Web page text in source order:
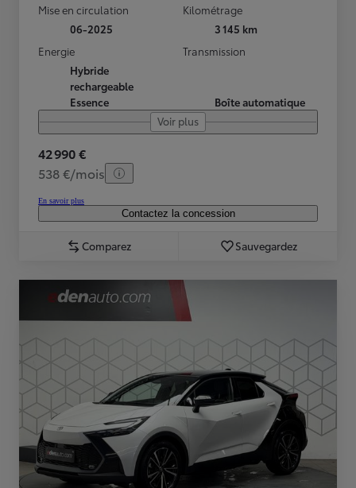
Mise en circulation
06-2025
Kilométrage
3 145 km
Energie
Hybride
rechargeable
Essence
Transmission
Boîte automatique
Voir plus
42 990 €
538 €/mois
En savoir plus
Contactez la concession
Comparez Sauvegardez